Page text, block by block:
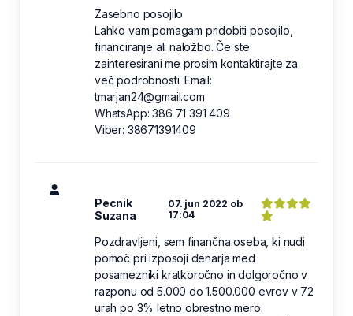
Zasebno posojilo
Lahko vam pomagam pridobiti posojilo,
financiranje ali naložbo. Če ste
zainteresirani me prosim kontaktirajte za
več podrobnosti. Email:
tmarjan24@gmail.com
WhatsApp: 386 71 391 409
Viber: 38671391409
Pecnik
Suzana
07. jun 2022 ob
17:04
Pozdravljeni, sem finančna oseba, ki nudi
pomoč pri izposoji denarja med
posamezniki kratkoročno in dolgoročno v
razponu od 5.000 do 1.500.000 evrov v 72
urah po 3% letno obrestno mero.